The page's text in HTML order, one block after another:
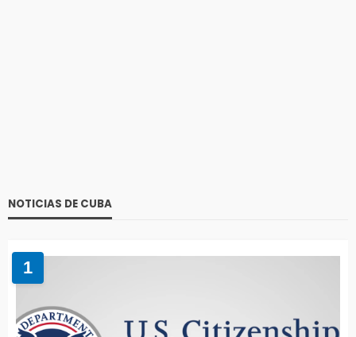
NOTICIAS DE CUBA
1